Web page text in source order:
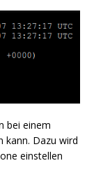
bei einem
kann. Dazu wird
einstellen